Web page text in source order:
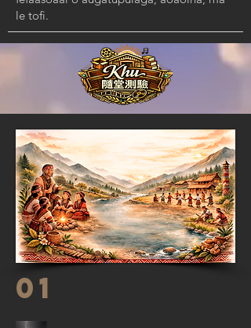
le tofi.
01